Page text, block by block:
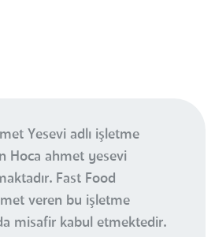
Yesevi adlı işletme
Hoca ahmet yesevi
Fast Food
veren bu işletme
misafir kabul etmektedir.